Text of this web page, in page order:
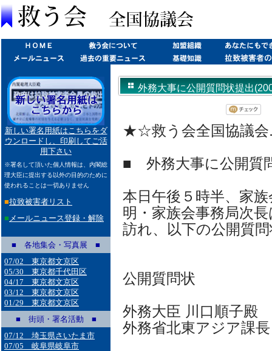
新しい署名用紙はこちらをダ
ウンロードし、印刷してご活
用下さい
※署名して頂いた個人情報は、内閣総
理大臣に提出する以外の目的のために
使われることは一切ありません
■拉致被害者リスト
■ メールニュース登録・解除
■ 各地集会・写真展 ■
07/02 東京都文京区
05/30 東京都千代田区
04/17 東京都文京区
03/12 東京都文京区
01/29 東京都文京区
■ 街頭・署名活動 ■
07/12 埼玉県さいたま市
07/05 岐阜県岐阜市
外務大事に公開質問状提出
★☆救う会全国協議
■ 外務大事に公開質
本日午後５時半、家
明・家族会事務局次
訪れ、以下の公開質
公開質問状
外務大臣 川口順子殿
外務省北東アジア課